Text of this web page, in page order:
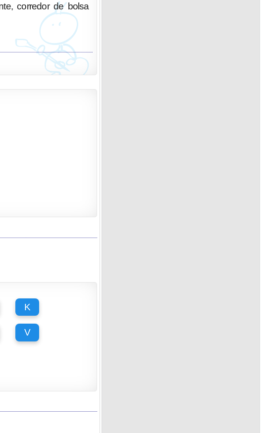
corredor de bolsa
K
V